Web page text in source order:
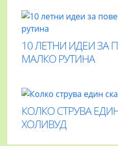
10 ЛЕТНИ ИДЕИ ЗА
МАЛКО РУТИНА
КОЛКО СТРУВА
ХОЛИВУД